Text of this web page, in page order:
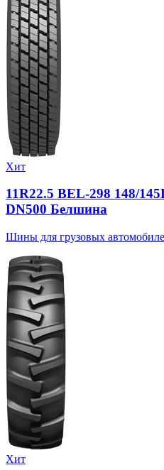
Хит
11R22.5 BEL-298 148/
DN500 Белшина
Шины для грузовых
Хит